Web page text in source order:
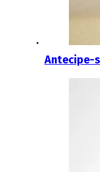
Antecipe-